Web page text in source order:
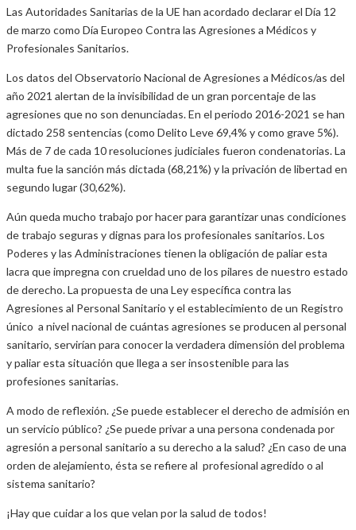
Las Autoridades Sanitarias de la UE han acordado declarar el Día 12
de marzo como Día Europeo Contra las Agresiones a Médicos y
Profesionales Sanitarios.
Los datos del Observatorio Nacional de Agresiones a Médicos/as del
año 2021 alertan de la invisibilidad de un gran porcentaje de las
agresiones que no son denunciadas. En el periodo 2016-2021 se han
dictado 258 sentencias (como Delito Leve 69,4% y como grave 5%).
Más de 7 de cada 10 resoluciones judiciales fueron condenatorias. La
multa fue la sanción más dictada (68,21%) y la privación de libertad en
segundo lugar (30,62%).
Aún queda mucho trabajo por hacer para garantizar unas condiciones
de trabajo seguras y dignas para los profesionales sanitarios. Los
Poderes y las Administraciones tienen la obligación de paliar esta
lacra que impregna con crueldad uno de los pilares de nuestro estado
de derecho. La propuesta de una Ley específica contra las
Agresiones al Personal Sanitario y el establecimiento de un Registro
único a nivel nacional de cuántas agresiones se producen al personal
sanitario, servirían para conocer la verdadera dimensión del problema
y paliar esta situación que llega a ser insostenible para las
profesiones sanitarias.
A modo de reflexión. ¿Se puede establecer el derecho de admisión en
un servicio público? ¿Se puede privar a una persona condenada por
agresión a personal sanitario a su derecho a la salud? ¿En caso de una
orden de alejamiento, ésta se refiere al profesional agredido o al
sistema sanitario?
¡Hay que cuidar a los que velan por la salud de todos!